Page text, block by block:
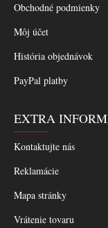
Obchodné podmienky
Môj účet
História objednávok
PayPal platby
EXTRA
Kontaktujte nás
Reklamácie
Mapa stránky
Vrátenie tovaru